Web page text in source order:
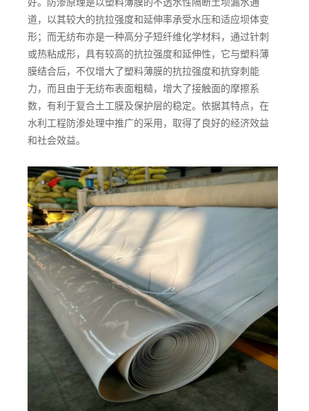
好。防渗原理是以塑料薄膜的不透水性隔断土坝漏水通
道，以其较大的抗拉强度和延伸率承受水压和适应坝体变
形；而无纺布亦是一种高分子短纤维化学材料，通过针刺
或热粘成形，具有较高的抗拉强度和延伸性，它与塑料薄
膜结合后，不仅增大了塑料薄膜的抗拉强度和抗穿刺能
力，而且由于无纺布表面粗糙，增大了接触面的摩擦系
数，有利于复合土工膜及保护层的稳定。依据其特点，在
水利工程防渗处理中推广的采用，取得了良好的经济效益
和社会效益。